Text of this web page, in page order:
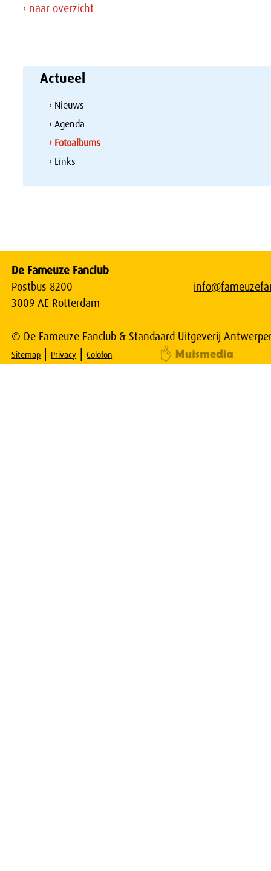
‹ naar overzicht
Actueel
› Nieuws
› Agenda
› Fotoalbums
› Links
De Fameuze Fanclub
Postbus 8200
3009 AE Rotterdam
© De Fameuze Fanclub & Standaard Uitgeverij
Sitemap Privacy |Colofon